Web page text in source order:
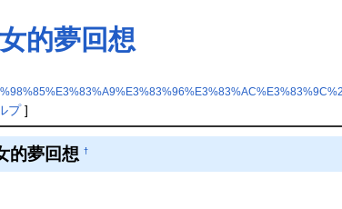
的夢回想
プ]
的夢回想†